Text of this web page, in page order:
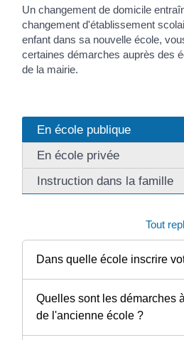
Un changement de domicile
changement d'établissement
enfant dans sa nouvelle école,
certaines démarches auprès des
de la mairie.
En école publique
En école privée
Instruction dans la famille
Tout
Dans quelle école inscrire
Quelles sont les démarches
de l'ancienne école ?